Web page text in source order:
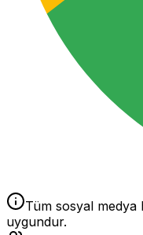
Tüm sosyal medya
uygundur.